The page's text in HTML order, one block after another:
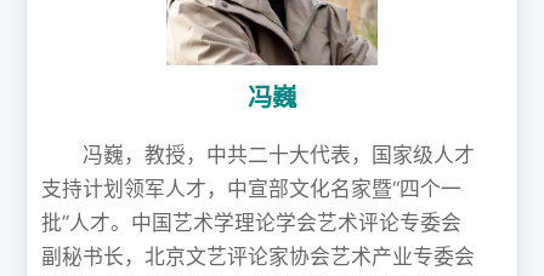
冯巍
冯巍，教授，中共二十大代表，国家级人才
支持计划领军人才，中宣部文化名家暨“四个一
批”人才。中国艺术学理论学会艺术评论专委会
副秘书长，北京文艺评论家协会艺术产业专委会